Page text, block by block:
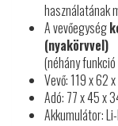
használatának
A vevőegység
(nyakörvvel)
(néhány
Vevő: 119 x 62
Adó: 77 x 45 x
Akkumulátor: